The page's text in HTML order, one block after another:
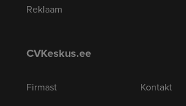
Reklaam
CVKeskus.ee
Firmast
Kontakt